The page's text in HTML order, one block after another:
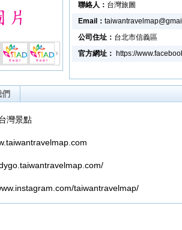
聯絡人： 台灣旅圖
Email：
公司住址： 台北市信義區
官方網址： https://
灣景點
taiwantravelmap/